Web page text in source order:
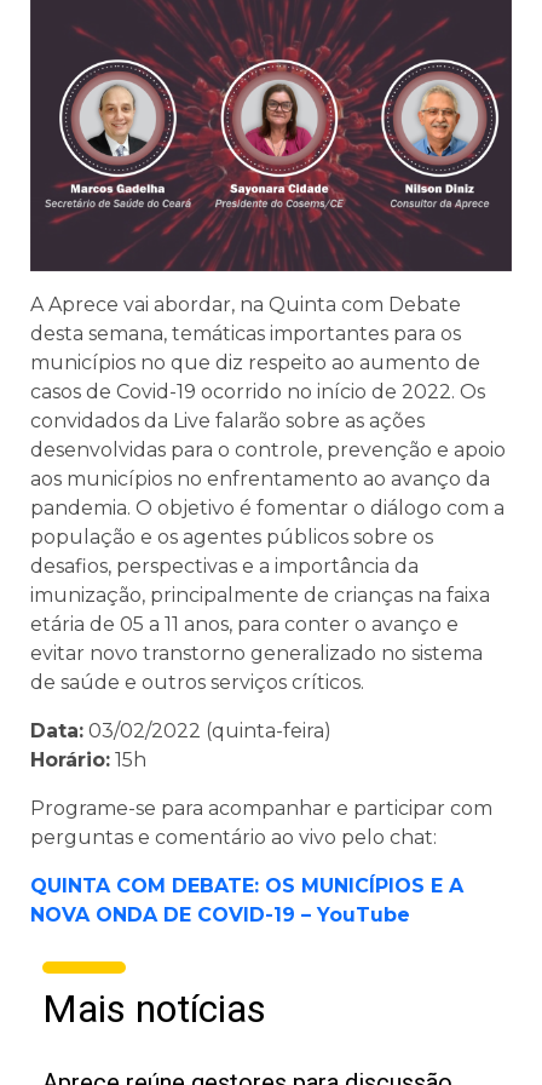
A Aprece vai abordar, na Quinta com Debate
desta semana, temáticas importantes para os
municípios no que diz respeito ao aumento de
casos de Covid-19 ocorrido no início de 2022. Os
convidados da Live falarão sobre as ações
desenvolvidas para o controle, prevenção e apoio
aos municípios no enfrentamento ao avanço da
pandemia. O objetivo é fomentar o diálogo com a
população e os agentes públicos sobre os
desafios, perspectivas e a importância da
imunização, principalmente de crianças na faixa
etária de 05 a 11 anos, para conter o avanço e
evitar novo transtorno generalizado no sistema
de saúde e outros serviços críticos.
Data: 03/02/2022 (quinta-feira)
Horário: 15h
Programe-se para acompanhar e participar com
perguntas e comentário ao vivo pelo chat:
QUINTA COM DEBATE: OS MUNICÍPIOS E A
NOVA ONDA DE COVID-19 – YouTube
Mais notícias